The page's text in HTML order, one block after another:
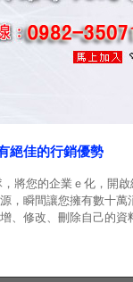
絕佳的行銷優勢
將您的企業ｅ化，開啟
，瞬間讓您擁有數十萬
、修改、刪除自己的資